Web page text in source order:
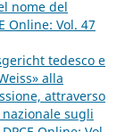
nome del
Online: Vol. 47
tedesco e
alla
attraverso
sugli